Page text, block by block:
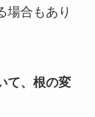
場合もあり
て、根の変